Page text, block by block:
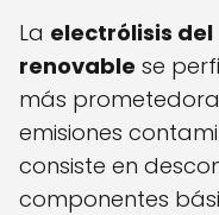
La electrólisis
renovable se
más
emisiones
consiste en
componentes